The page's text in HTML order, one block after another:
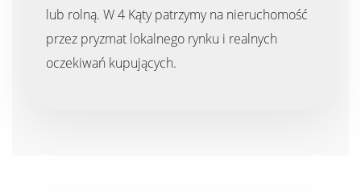
lub rolną. W 4 Kąty patrzymy na nieruchomość
przez pryzmat lokalnego rynku i realnych
oczekiwań kupujących.